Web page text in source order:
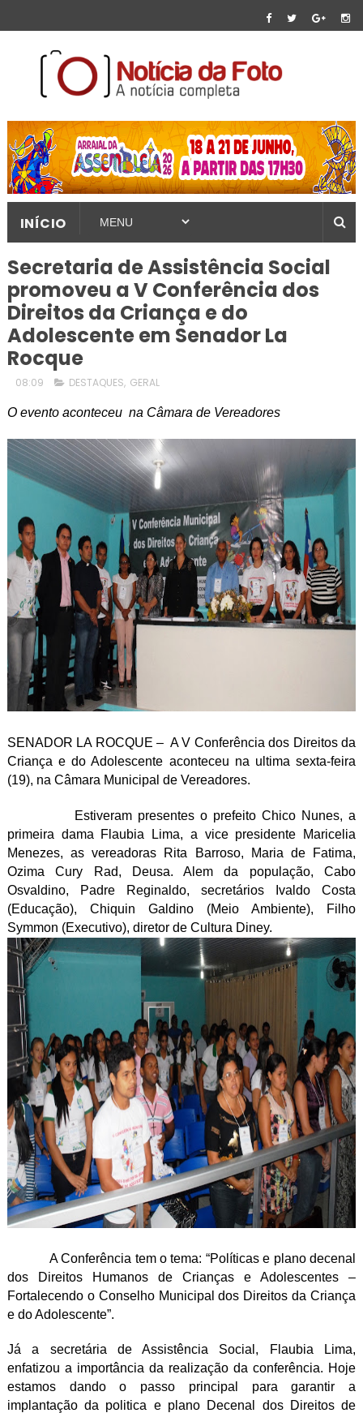
INÍCIO
Secretaria de Assistência Social
promoveu a V Conferência dos
Direitos da Criança e do
Adolescente em Senador La
Rocque
08:09 DESTAQUES, GERAL
O evento aconteceu na Câmara de Vereadores
SENADOR LA ROCQUE – A V Conferência dos Direitos da
Criança e do Adolescente aconteceu na ultima sexta-feira
(19), na Câmara Municipal de Vereadores.
Estiveram presentes o prefeito Chico Nunes, a
primeira dama Flaubia Lima, a vice presidente Maricelia
Menezes, as vereadoras Rita Barroso, Maria de Fatima,
Ozima Cury Rad, Deusa. Alem da população, Cabo
Osvaldino, Padre Reginaldo, secretários Ivaldo Costa
(Educação), Chiquin Galdino (Meio Ambiente), Filho
Symmon (Executivo), diretor de Cultura Diney.
A Conferência tem o tema: “Políticas e plano decenal
dos Direitos Humanos de Crianças e Adolescentes –
Fortalecendo o Conselho Municipal dos Direitos da Criança
e do Adolescente”.
Já a secretária de Assistência Social, Flaubia Lima,
enfatizou a importância da realização da conferência. Hoje
estamos dando o passo principal para garantir a
implantação da politica e plano Decenal dos Direitos de